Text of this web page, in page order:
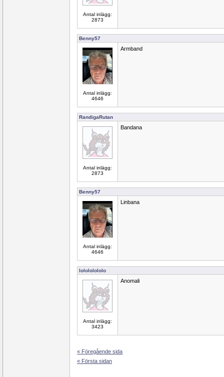
Antal inlägg:
2873
Benny57
Antal inlägg:
4646
Armband
RandigaRutan
Antal inlägg:
2873
Bandana
Benny57
Antal inlägg:
4646
Linbana
lolololololo
Antal inlägg:
3423
Anomali
« Föregående sida
« Första sidan